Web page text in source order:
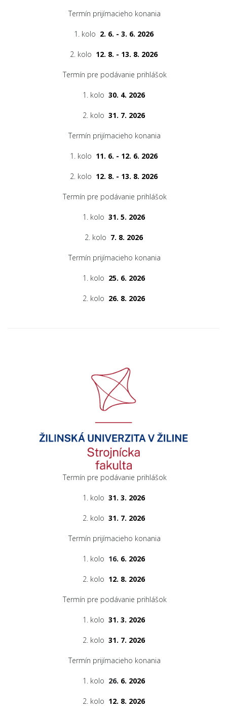
Termín prijímacieho konania
1. kolo 2. 6. - 3. 6. 2026
2. kolo 12. 8. - 13. 8. 2026
Termín pre podávanie prihlášok
1. kolo 30. 4. 2026
2. kolo 31. 7. 2026
Termín prijímacieho konania
1. kolo 11. 6. - 12. 6. 2026
2. kolo 12. 8. - 13. 8. 2026
Termín pre podávanie prihlášok
1. kolo 31. 5. 2026
2. kolo 7. 8. 2026
Termín prijímacieho konania
1. kolo 25. 6. 2026
2. kolo 26. 8. 2026
Termín pre podávanie prihlášok
1. kolo 31. 3. 2026
2. kolo 31. 7. 2026
Termín prijímacieho konania
1. kolo 16. 6. 2026
2. kolo 12. 8. 2026
Termín pre podávanie prihlášok
1. kolo 31. 3. 2026
2. kolo 31. 7. 2026
Termín prijímacieho konania
1. kolo 26. 6. 2026
2. kolo 12. 8. 2026